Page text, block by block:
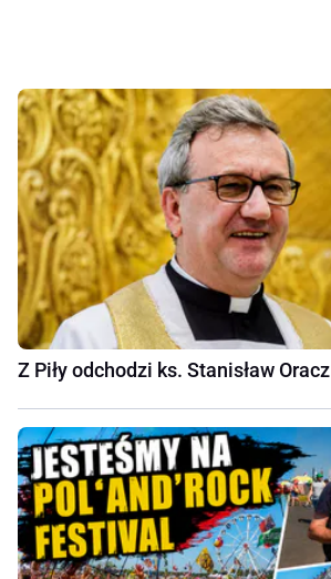
Z Piły odchodzi ks. Stanisław Oracz